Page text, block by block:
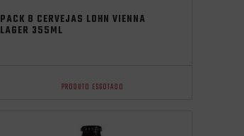
PACK 8 CERVEJAS LOHN VIENNA
LAGER 355ML
PRODUTO ESGOTADO